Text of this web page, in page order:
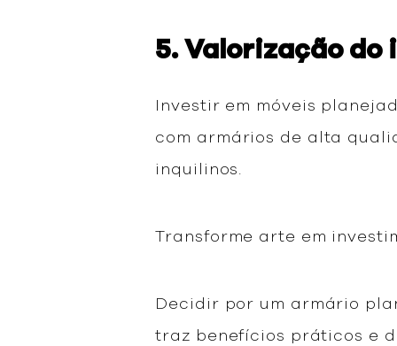
5. Valorização do
Investir em móveis
com armários de alta
inquilinos.
Transforme arte em
Decidir por um armário
traz benefícios práticos e